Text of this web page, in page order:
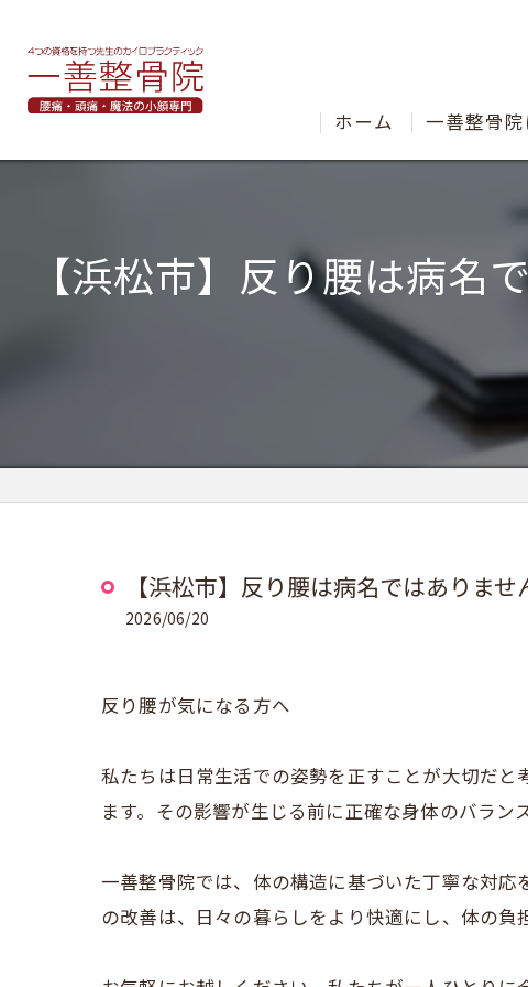
ホーム 一善整骨
【浜松市】反り腰は病
【浜松市】反り腰は病名ではありま
2026/06/20
反り腰が気になる方へ
私たちは日常生活での姿勢を正すことが大切だ
ます。その影響が生じる前に正確な身体のバラン
一善整骨院では、体の構造に基づいた丁寧な対
の改善は、日々の暮らしをより快適にし、体の負